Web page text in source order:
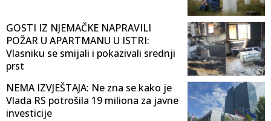
GOSTI IZ NJEMAČKE NAPRAVILI
POŽAR U APARTMANU U ISTRI:
Vlasniku se smijali i pokazivali srednji
prst
NEMA IZVJEŠTAJA: Ne zna se kako je
Vlada RS potrošila 19 miliona za javne
investicije